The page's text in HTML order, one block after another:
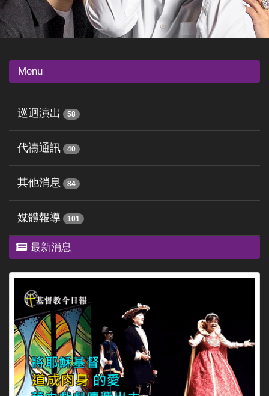
Menu
巡迴演出 58
代禱通訊 40
其他消息 84
媒體報導 101
最新消息